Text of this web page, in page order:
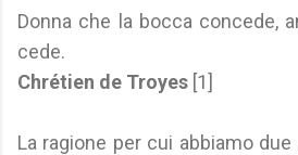
Donna che la bocca concede,
cede.
Chrétien de Troyes [1]
La ragione per cui abbiamo